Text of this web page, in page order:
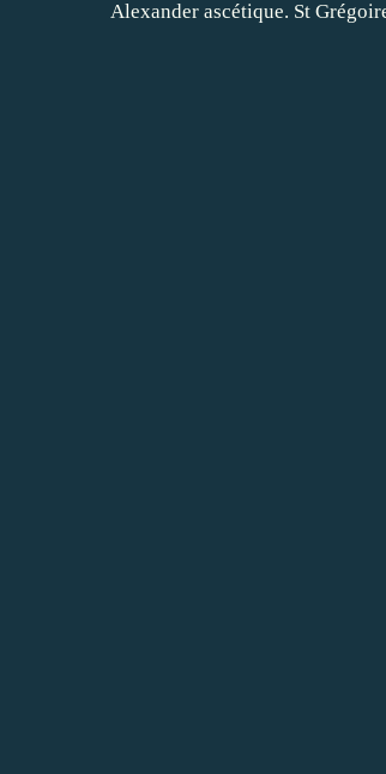
Alexander ascétique. St